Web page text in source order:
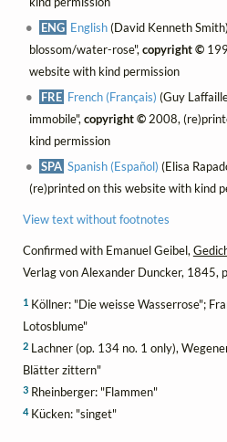
ENG English(David Kenneth
blossom/water-rose", copyright ©
website with kind permission
FRE French (Français) (Guy
immobile",copyright ©2008,
kind permission
SPA Spanish (Español) (Elisa
(re)printed on this website with kind
View text without footnotes
Confirmed with Emanuel Geibel,
Verlag von Alexander Duncker, 1845,
1Köllner: "Die weisse Wasserrose";
Lotosblume"
2Lachner (op. 134 no. 1 only),
Blätter zittern"
3Rheinberger: "Flammen"
4Kücken: "singet"